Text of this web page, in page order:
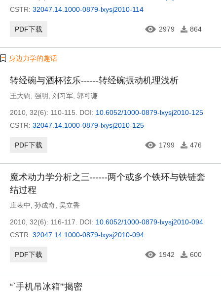
CSTR: 32047.14.1000-0879-lxysj2010-114
PDF下载 2979 864
身边力学的趣话
转经碗与酒杯弦乐------转经碗振动机理浅析
王大钧 强明 刘习军 郭可谦
2010, 32(6): 110-115. DOI: 10.6052/1000-0879-lxysj2010-125
CSTR: 32047.14.1000-0879-lxysj2010-125
PDF下载 1799 476
魔术动力学分析之三------两个或多个铁环与铁链套
结过程
庄表中 孙成奇 吴立香
2010, 32(6): 116-117. DOI: 10.6052/1000-0879-lxysj2010-094
CSTR: 32047.14.1000-0879-lxysj2010-094
PDF下载 1942 600
“`手机吊冰箱”'揭密